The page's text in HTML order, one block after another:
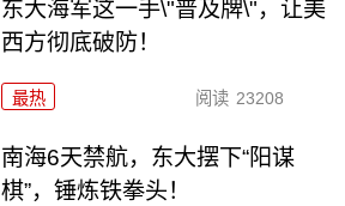
东大海军这一手\"普及牌\"，让美
西方彻底破防！
最热 阅读 23208
南海6天禁航，东大摆下“阳谋
棋”，锤炼铁拳头！